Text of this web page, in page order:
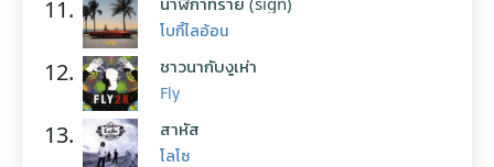
11.
โบกี้ไลอ้อน
12. ชาวนากับงูเห่า
Fly
13. สาหัส
โลโซ